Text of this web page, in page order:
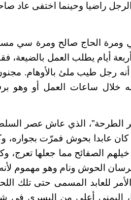
الرجل راضيا وحينما اختفى عاد
ومرة الحاج صالح ومرة سي
أيام يطلب العمل بالضيعة،
رجل طيب ملئ بالأوهام.
خلال ساعات العمل أو وهو
الطرحة”، الذي عاش عصر
عابدا بحوش فمرّت بجواره،
الصفائح مما جعلها تعرج،
الحوش ونام وهو مهموم
للعابد المسمى حتى تلك
اليمنى أعلى من اليسرى في